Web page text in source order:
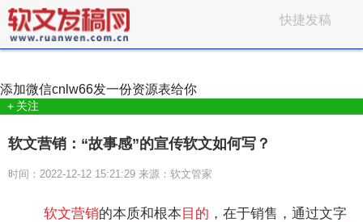
快捷发稿
添加微信cnlw66发一份资源表给你
＋关注
软文营销：“故事感”的宣传软文如何写？
时间：2022-12-12 15:21:29 来源：软文管家
软文营销的本质和根本目的 ，在于销售，通过文字